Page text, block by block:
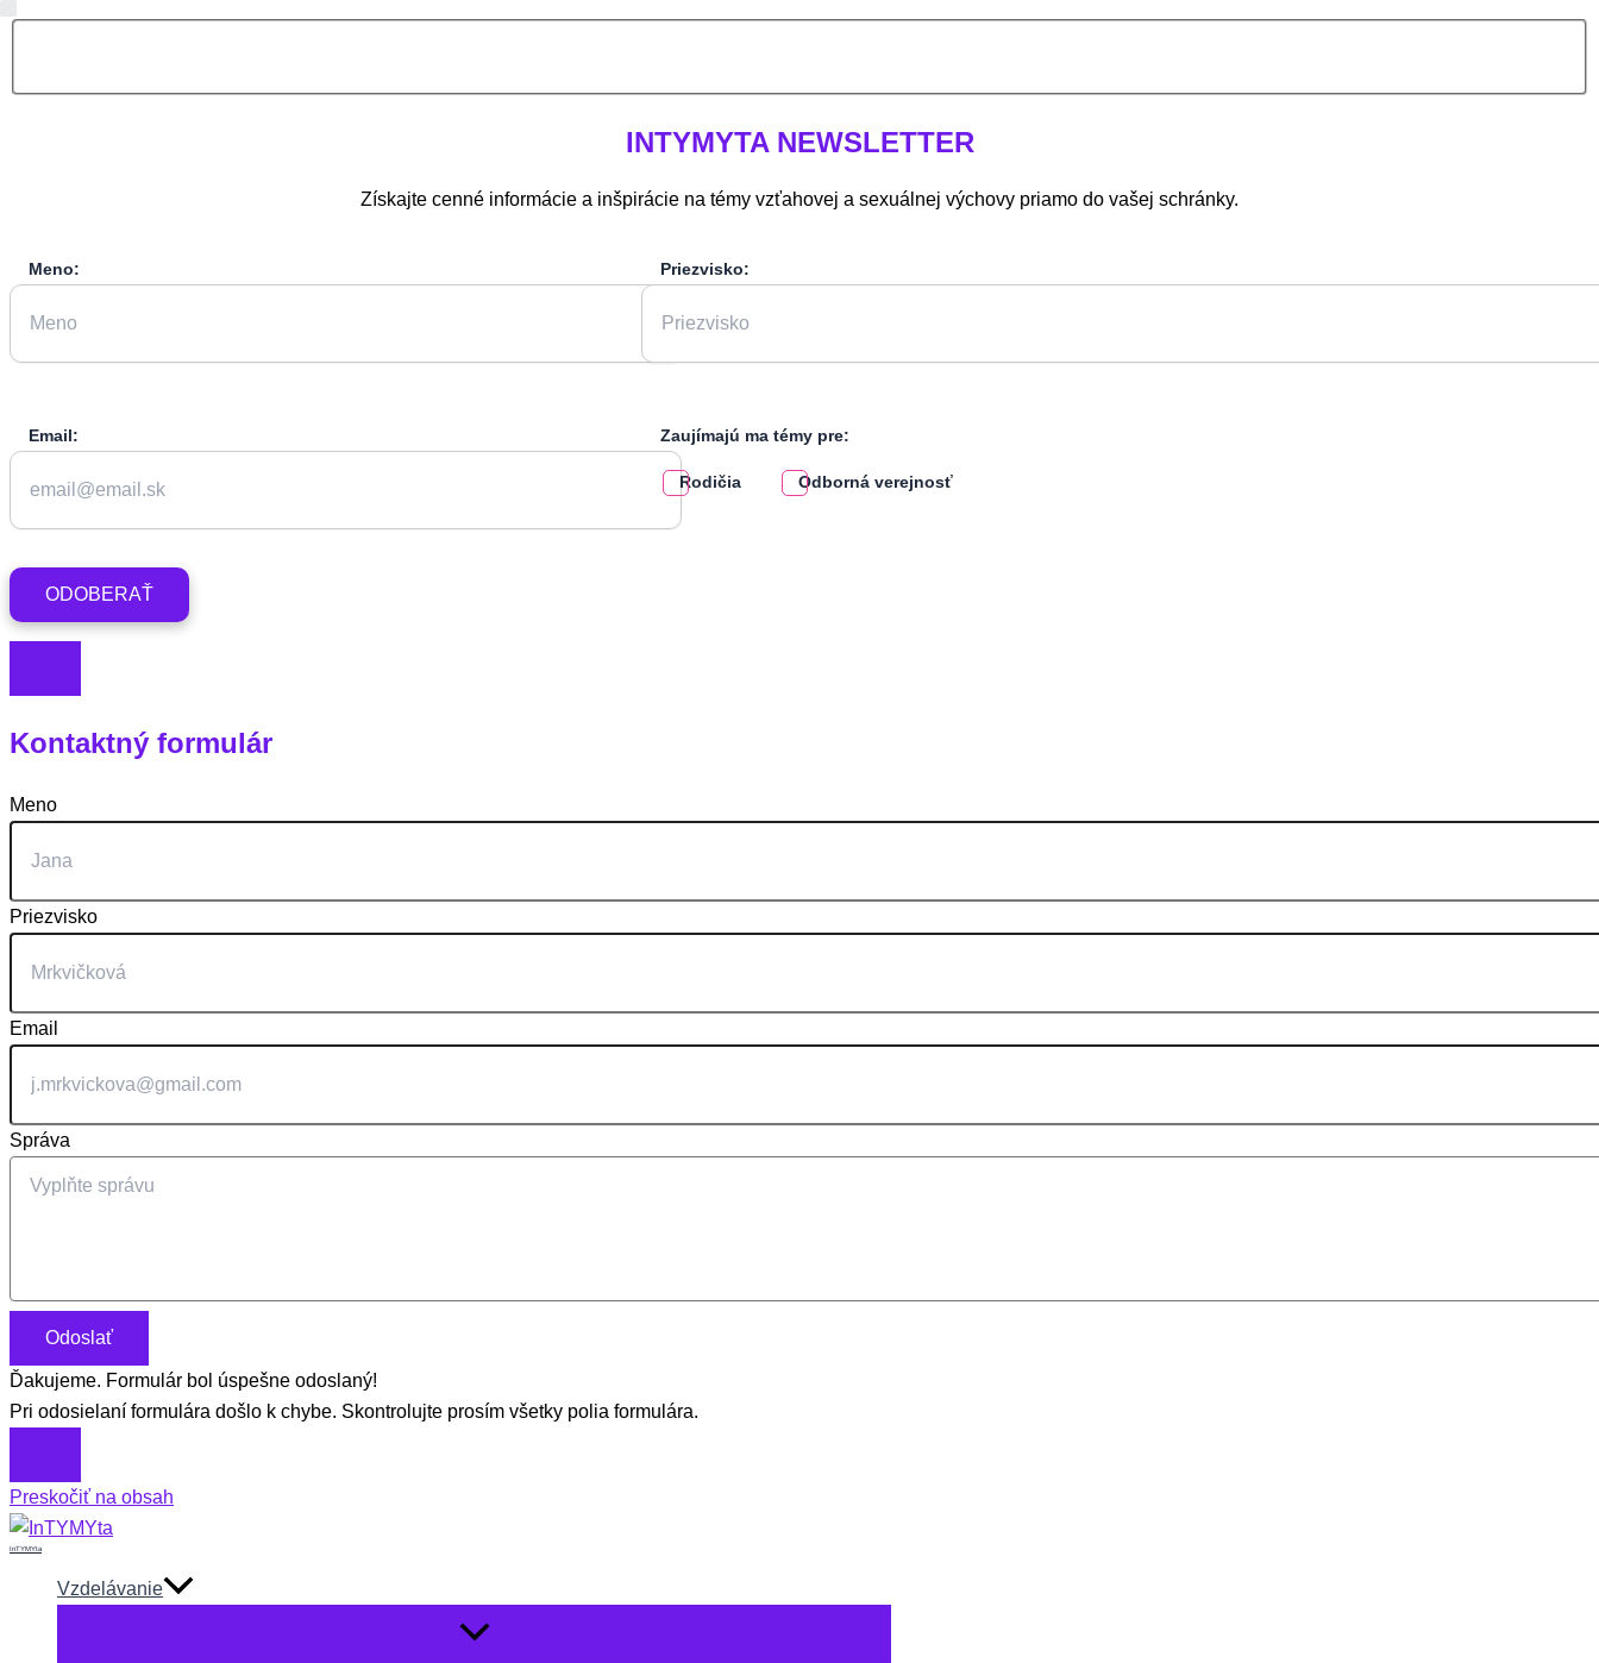
INTYMYTA NEWSLETTER
Získajte cenné informácie a inšpirácie na témy vzťahovej a sexuálnej výchovy priamo do vašej schránky.
Meno: Priezvisko:
Email: Zaujímajú ma témy pre:
Rodičia Odborná verejnosť
Kontaktný formulár
Meno
Priezvisko
Email
Správa
Odoslať
Ďakujeme. Formulár bol úspešne odoslaný!
Pri odosielaní formulára došlo k chybe. Skontrolujte prosím všetky polia formulára.
Preskočiť na obsah
InTYMYta
Vzdelávanie